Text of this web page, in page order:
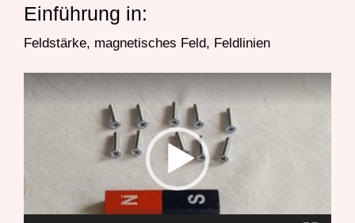
Einführung in:
Feldstärke, magnetisches Feld, Feldlinien
Video-
Player